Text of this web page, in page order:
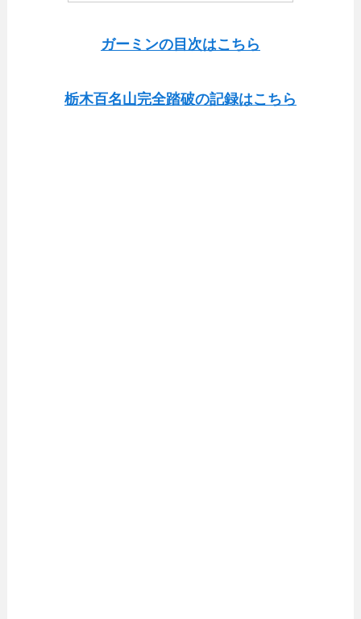
ガーミンの目次はこちら
栃木百名山完全踏破の記録はこちら